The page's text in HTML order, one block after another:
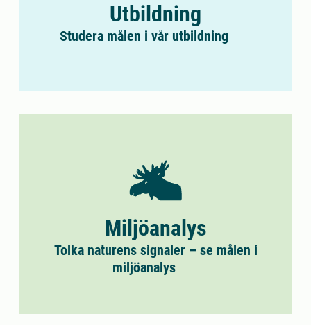
Utbildning
Studera målen i vår utbildning
Miljöanalys
Tolka naturens signaler – se målen i
miljöanalys